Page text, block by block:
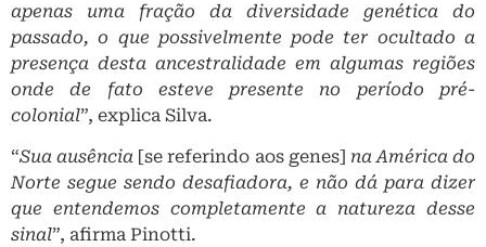
apenas uma fração da diversidade genética do
passado, o que possivelmente pode ter ocultado a
presença desta ancestralidade em algumas regiões
onde de fato esteve presente no período pré-
colonial”, explica Silva.
“Sua ausência [se referindo aos genes] na América do
Norte segue sendo desafiadora, e não dá para dizer
que entendemos completamente a natureza desse
sinal”, afirma Pinotti.